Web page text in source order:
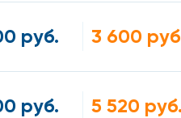
ЖКТ.руб. 3 600
руб. 5 520 руб.